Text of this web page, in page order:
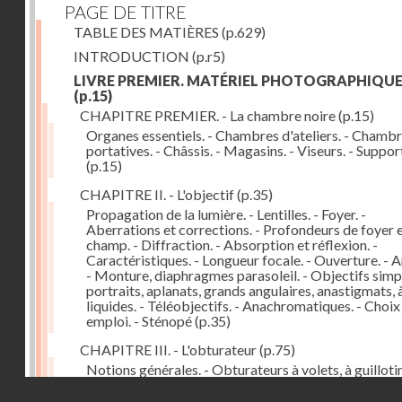
PAGE DE TITRE
TABLE DES MATIÈRES (p.629)
INTRODUCTION (p.r5)
LIVRE PREMIER. MATÉRIEL PHOTOGRAPHIQUE
(p.15)
CHAPITRE PREMIER. - La chambre noire(p.15)
Organes essentiels. - Chambres d'ateliers. -
portatives. - Châssis. - Magasins. - Viseurs. -
(p.15)
CHAPITRE II. - L'objectif(p.35)
Propagation de la lumière. - Lentilles. - Foyer. -
Aberrations et corrections. - Profondeurs de foyer
champ. - Diffraction. - Absorption et réflexion. -
Caractéristiques. - Longueur focale. - Ouverture. -
- Monture, diaphragmes parasoleil. - Objectifs
portraits, aplanats, grands angulaires, anastigmats,
liquides. - Téléobjectifs. - Anachromatiques. -
emploi. - Sténopé(p.35)
CHAPITRE III. - L'obturateur(p.75)
Notions générales. - Obturateurs à volets, à